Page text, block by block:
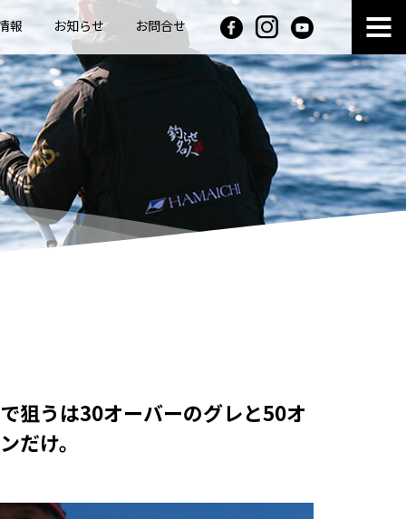
報 お知らせ お問合せ
狙うは30オーバーのグレと50オ
だけ。